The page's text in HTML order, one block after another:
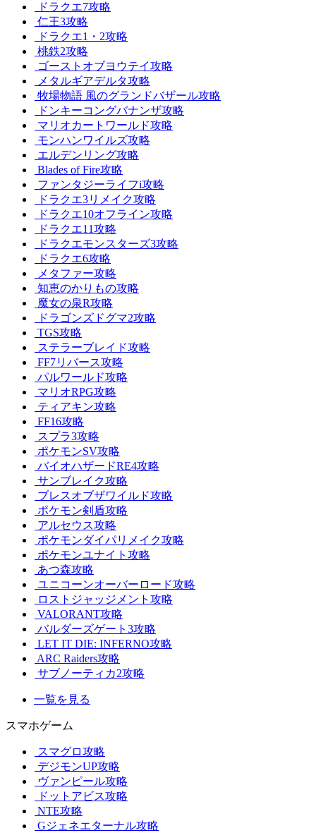
ドラクエ7攻略
仁王3攻略
ドラクエ1・2攻略
桃鉄2攻略
ゴーストオブヨウテイ攻略
メタルギアデルタ攻略
牧場物語 風のグランドバザール攻略
ドンキーコングバナンザ攻略
マリオカートワールド攻略
モンハンワイルズ攻略
エルデンリング攻略
Blades of Fire攻略
ファンタジーライフi攻略
ドラクエ3リメイク攻略
ドラクエ10オフライン攻略
ドラクエ11攻略
ドラクエモンスターズ3攻略
ドラクエ6攻略
メタファー攻略
知恵のかりもの攻略
魔女の泉R攻略
ドラゴンズドグマ2攻略
TGS攻略
ステラーブレイド攻略
FF7リバース攻略
パルワールド攻略
マリオRPG攻略
ティアキン攻略
FF16攻略
スプラ3攻略
ポケモンSV攻略
バイオハザードRE4攻略
サンブレイク攻略
ブレスオブザワイルド攻略
ポケモン剣盾攻略
アルセウス攻略
ポケモンダイパリメイク攻略
ポケモンユナイト攻略
あつ森攻略
ユニコーンオーバーロード攻略
ロストジャッジメント攻略
VALORANT攻略
バルダーズゲート3攻略
LET IT DIE: INFERNO攻略
ARC Raiders攻略
サブノーティカ2攻略
一覧を見る
スマホゲーム
スマグロ攻略
デジモンUP攻略
ヴァンピール攻略
ドットアビス攻略
NTE攻略
Gジェネエターナル攻略